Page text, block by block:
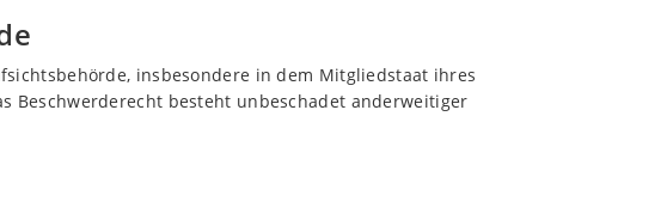
insbesondere in dem Mitgliedstaat ihres
Beschwerderecht besteht unbeschadet anderweitiger